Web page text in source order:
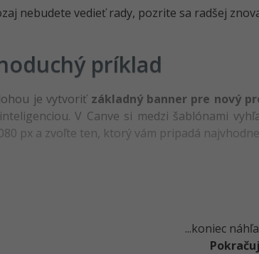
nebudete vedieť rady, pozrite sa radšej
príklad
je vytvoriť základný banner pre nový
V Canve si medzi šablónami
px a zvoľte ten, ktorý vám pripadá
...koniec